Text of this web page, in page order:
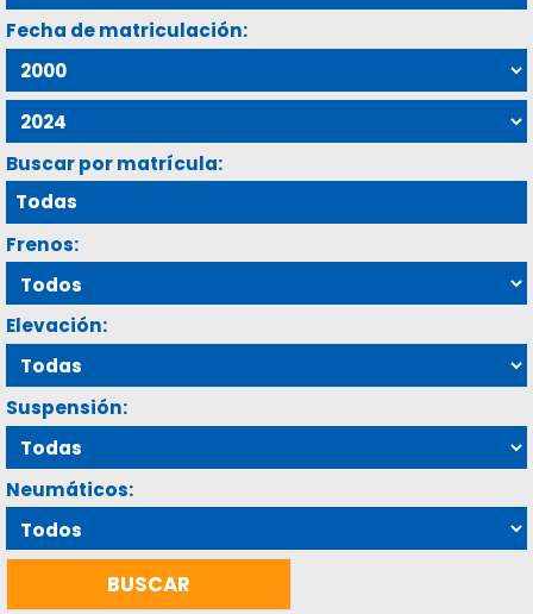
Fecha de matriculación:
Buscar por matrícula:
Frenos:
Elevación:
Suspensión:
Neumáticos: